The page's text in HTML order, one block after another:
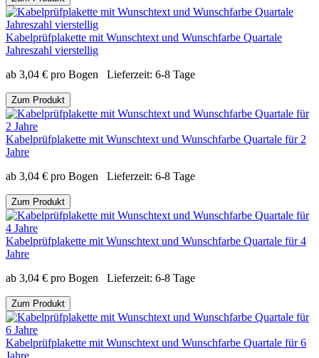
Kabelprüfplakette mit Wunschtext und Wunschfarbe Quartale
Jahreszahl vierstellig
ab 3,04 € pro Bogen Lieferzeit: 6-8 Tage
Zum Produkt
Kabelprüfplakette mit Wunschtext und Wunschfarbe Quartale für 2
Jahre
ab 3,04 € pro Bogen Lieferzeit: 6-8 Tage
Zum Produkt
Kabelprüfplakette mit Wunschtext und Wunschfarbe Quartale für 4
Jahre
ab 3,04 € pro Bogen Lieferzeit: 6-8 Tage
Zum Produkt
Kabelprüfplakette mit Wunschtext und Wunschfarbe Quartale für 6
Jahre